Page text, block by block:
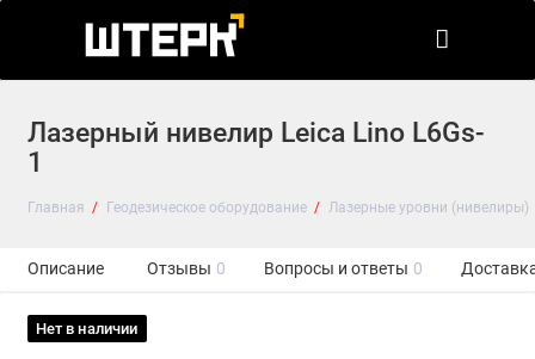
Лазерный нивелир Leica Lino L6Gs-
1
Главная Геодезическое оборудование Лазерные уровни (нивелиры)
Описание Отзывы 0 Вопросы и ответы 0
Нет в наличии